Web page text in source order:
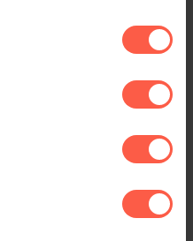
Egg Modulair Tafel Systeem(13)
bij het bestellen? Neem
ofbel